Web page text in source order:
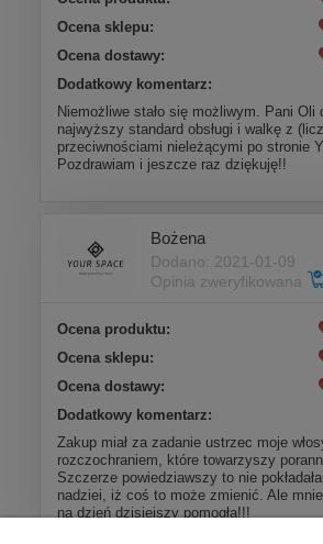
Ocena sklepu:
Ocena dostawy:
Dodatkowy komentarz:
Niemożliwe stało się możliwym. Pani Oli
najwyższy standard obsługi i walkę z
przeciwnościami nieleżącymi po stronie
Pozdrawiam i jeszcze raz dziękuję!!
Bożena
Dodano: 2021-01-09
Opinia zweryfikowana
Ocena produktu:
Ocena sklepu:
Ocena dostawy:
Dodatkowy komentarz:
Zakup miał za zadanie ustrzec moje
rozczochraniem, które towarzyszy
Szczerze powiedziawszy to nie
nadziei, iż coś to może zmienić. Ale
na dzień dzisiejszy pomogła!!!